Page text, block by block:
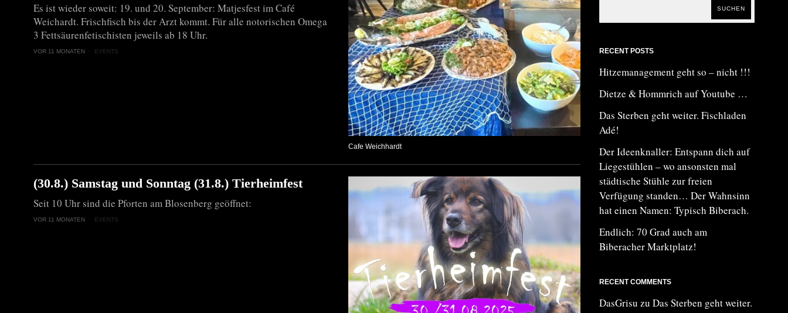
Cafe Weichhardt
Es ist wieder soweit: 19. und 20. September: Matjesfest im Café
Weichardt. Frischfisch bis der Arzt kommt. Für alle notorischen Omega
3 Fettsäurenfetischisten jeweils ab 18 Uhr.
VOR 11 MONATEN EVENTS
(30.8.) Samstag und Sonntag (31.8.) Tierheimfest
Seit 10 Uhr sind die Pforten am Blosenberg geöffnet:
VOR 11 MONATEN EVENTS
SUCHEN
RECENT POSTS
Hitzemanagement geht so – nicht !!!
Dietze & Hommrich auf Youtube …
Das Sterben geht weiter. Fischladen
Adé!
Der Ideenknaller: Entspann dich auf
Liegestühlen – wo ansonsten mal
städtische Stühle zur freien
Verfügung standen… Der Wahnsinn
hat einen Namen: Typisch Biberach.
Endlich: 70 Grad auch am
Biberacher Marktplatz!
RECENT COMMENTS
DasGrisu zu Das Sterben geht weiter.